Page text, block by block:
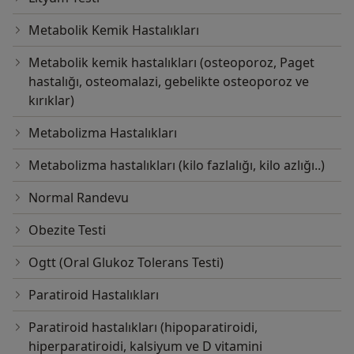
Metabolik Kemik Hastalıkları
Metabolik kemik hastalıkları (osteoporoz, Paget
hastalığı, osteomalazi, gebelikte osteoporoz ve
kırıklar)
Metabolizma Hastalıkları
Metabolizma hastalıkları (kilo fazlalığı, kilo azlığı..)
Normal Randevu
Obezite Testi
Ogtt (Oral Glukoz Tolerans Testi)
Paratiroid Hastalıkları
Paratiroid hastalıkları (hipoparatiroidi,
hiperparatiroidi, kalsiyum ve D vitamini